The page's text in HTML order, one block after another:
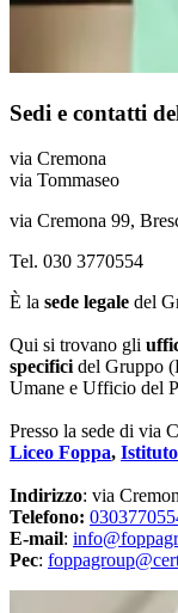
Sedi e contatti
via Cremona
via Tommaseo
via Cremona 99,
Tel. 030 3770554
È la sede legale del
Qui si trovano gli
specificidel Gruppo
Umane e Ufficio del
Presso la sede di via
Liceo Foppa,
Indirizzo: via
Telefono:
E-mail:
Pec: